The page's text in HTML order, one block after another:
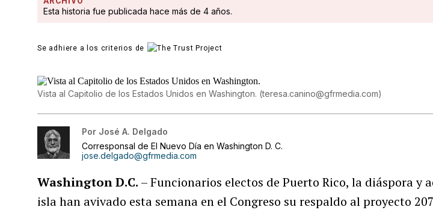
Esta historia fue publicada hace más de 4 años.
Se adhiere a los criterios de
Vista al Capitolio de los Estados Unidos en Washington. (teresa.canino@gfrmedia.com)
Por José A. Delgado
Corresponsal de El Nuevo Día en Washington D. C.
jose.delgado@gfrmedia.com
Washington D.C. – Funcionarios electos de Puerto Rico, la diáspora y
isla han avivado esta semana en el Congreso su respaldo al proyecto